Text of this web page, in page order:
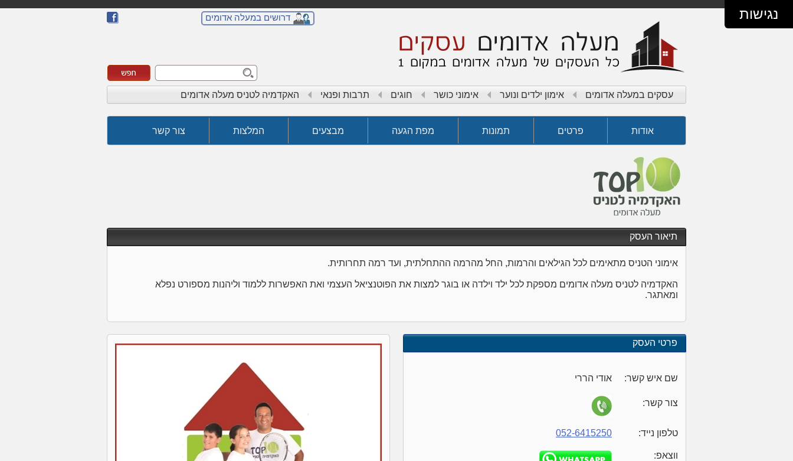
נגישות דרושים במעלה אדומים
עסקים במעלה אדומים אימון ילדים ונוער אימוני כושר חוגים תרבות ופנאי האקדמיה לטניס מעלה אדומים
אודות פרטים תמונות מפת הגעה מבצעים המלצות צור קשר
תיאור העסק
אימוני הטניס מתאימים לכל הגילאים והרמות, החל מהרמה ההתחלתית, ועד רמה תחרותית.
האקדמיה לטניס מעלה אדומים מספקת לכל ילד וילדה או בוגר למצות את הפוטנציאל העצמי ואת האפשרות ללמוד וליהנות מספורט נפלא
ומאתגר.
פרטי העסק
שם איש קשר: אודי הררי
צור קשר:
טלפון נייד: 052-6415250
ווצאפ: